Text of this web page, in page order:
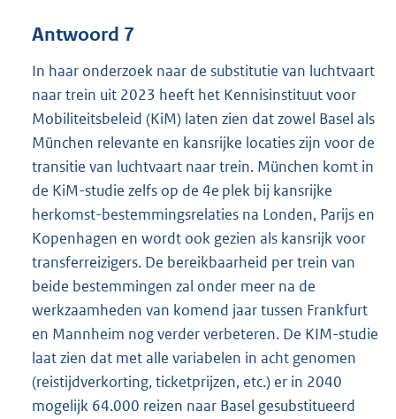
Antwoord 7
In haar onderzoek naar de substitutie van luchtvaart
naar trein uit 2023 heeft het Kennisinstituut voor
Mobiliteitsbeleid (KiM) laten zien dat zowel Basel als
München relevante en kansrijke locaties zijn voor de
transitie van luchtvaart naar trein. München komt in
de KiM-studie zelfs op de 4e plek bij kansrijke
herkomst-bestemmingsrelaties na Londen, Parijs en
Kopenhagen en wordt ook gezien als kansrijk voor
transferreizigers. De bereikbaarheid per trein van
beide bestemmingen zal onder meer na de
werkzaamheden van komend jaar tussen Frankfurt
en Mannheim nog verder verbeteren. De KIM-studie
laat zien dat met alle variabelen in acht genomen
(reistijdverkorting, ticketprijzen, etc.) er in 2040
mogelijk 64.000 reizen naar Basel gesubstitueerd